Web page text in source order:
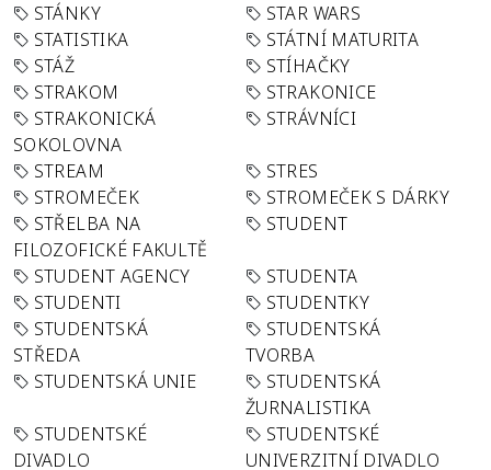
STÁNKY
STAR WARS
STATISTIKA
STÁTNÍ MATURITA
STÁŽ
STÍHAČKY
STRAKOM
STRAKONICE
STRAKONICKÁ
SOKOLOVNA
STRÁVNÍCI
STREAM
STRES
STROMEČEK
STROMEČEK S DÁRKY
STŘELBA NA
FILOZOFICKÉ FAKULTĚ
STUDENT
STUDENT AGENCY
STUDENTA
STUDENTI
STUDENTKY
STUDENTSKÁ
STŘEDA
STUDENTSKÁ
TVORBA
STUDENTSKÁ UNIE
STUDENTSKÁ
ŽURNALISTIKA
STUDENTSKÉ
DIVADLO
STUDENTSKÉ
UNIVERZITNÍ DIVADLO